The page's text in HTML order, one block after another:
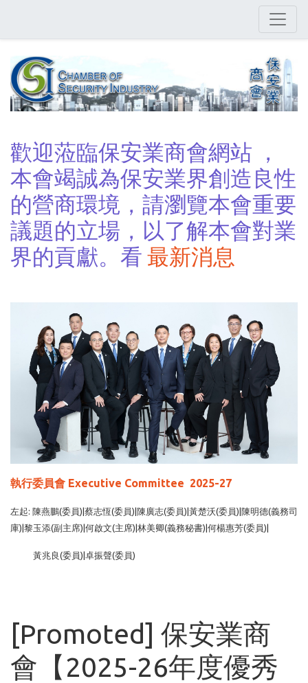
main
歡迎蒞臨保安業商會網站 ，
本會竭誠為保安業界創造良性
的營商環境，請瀏覽本會重要
議題的立場，以了解本會對業
界的貢獻。看 最新消息
執行委員會 Executive Committee 2025-27
左起: 陳燕鵬(委員)|蔡志恆(委員)|陳廣志(委員)|黃楚沃(委員)|陳明德(義務司
庫)|黎玉添(副主席)|何啟文(主席)|林美卿(義務秘書)|何楊惠芳(委員)|
黃兆良(委員)|卓振聲(委員)
[Promoted] 保安業商
會【2025-26年度優秀